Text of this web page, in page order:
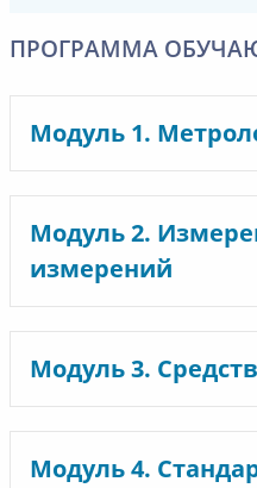
ПРОГРАММА
Модуль 1.
Модуль 2.
измерений
Модуль 3.
Модуль 4.